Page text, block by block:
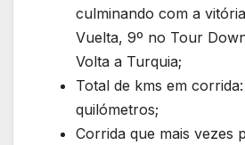
culminando com a
Vuelta, 9º no Tour
Volta a Turquia;
Total de kms em
quilómetros;
Corrida que mais vezes